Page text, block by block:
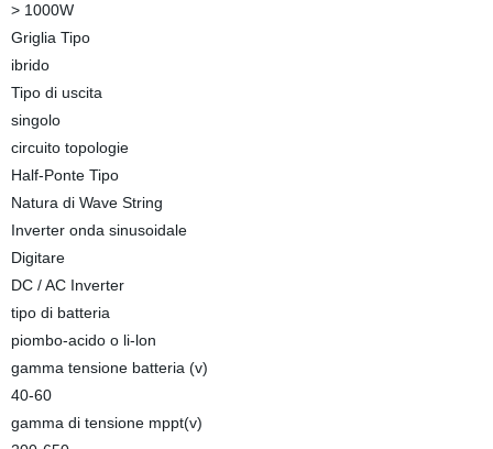
> 1000W
Griglia Tipo
ibrido
Tipo di uscita
singolo
circuito topologie
Half-Ponte Tipo
Natura di Wave String
Inverter onda sinusoidale
Digitare
DC / AC Inverter
tipo di batteria
piombo-acido o li-lon
gamma tensione batteria (v)
40-60
gamma di tensione mppt(v)